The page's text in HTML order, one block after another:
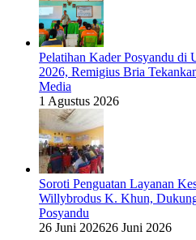
Pelatihan Kader Posyandu di
2026, Remigius Bria
Media
1 Agustus 2026
Soroti Penguatan Layanan
Willybrodus K. Khun,
Posyandu
26 Juni 202626 Juni 2026